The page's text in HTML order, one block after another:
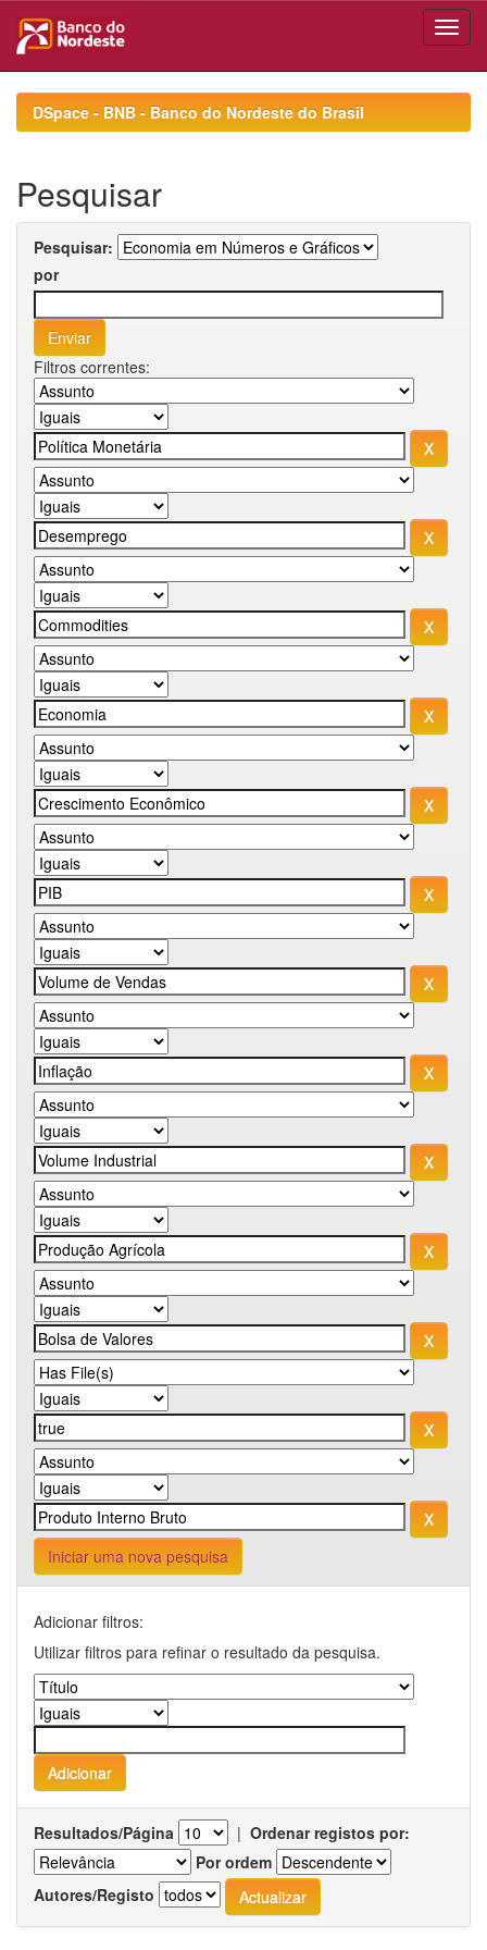
navigationDSpace - BNB - Banco do Nordeste do Brasil
Pesquisar
Pesquisar:
por
Filtros correntes:
Iniciar uma nova pesquisa
Adicionar filtros:
Utilizar filtros para refinar o resultado da pesquisa.
Resultados/Página | Ordenar registos por:
Por ordem
Autores/Registo